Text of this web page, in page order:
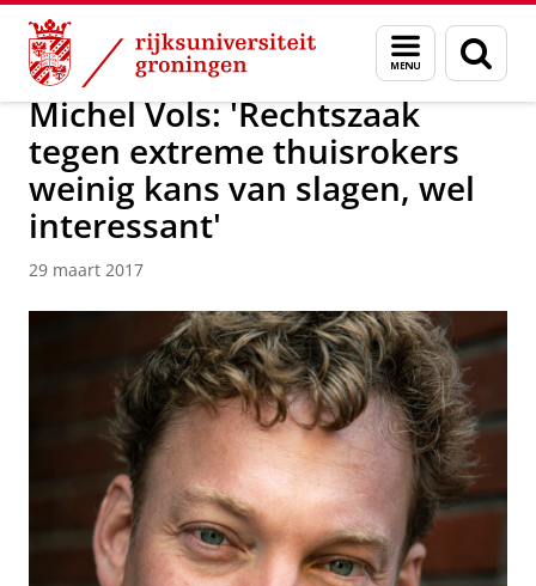
Skip
Content
Skip
Navigation
Menu
en
zoeken
Over ons Actueel Nieuws Nieuwsberichten
Michel Vols: 'Rechtszaak
tegen extreme thuisrokers
weinig kans van slagen, wel
interessant'
29 maart 2017